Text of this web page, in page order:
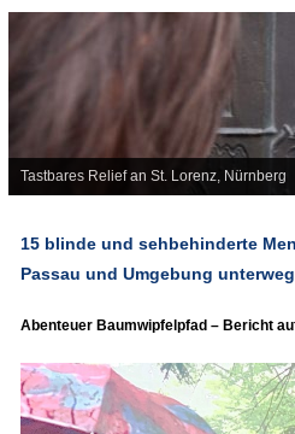
Tastbares Relief an St. Lorenz, Nürnberg
15 blinde und sehbehinderte
Passau und Umgebung
Abenteuer Baumwipfelpfad – Bericht